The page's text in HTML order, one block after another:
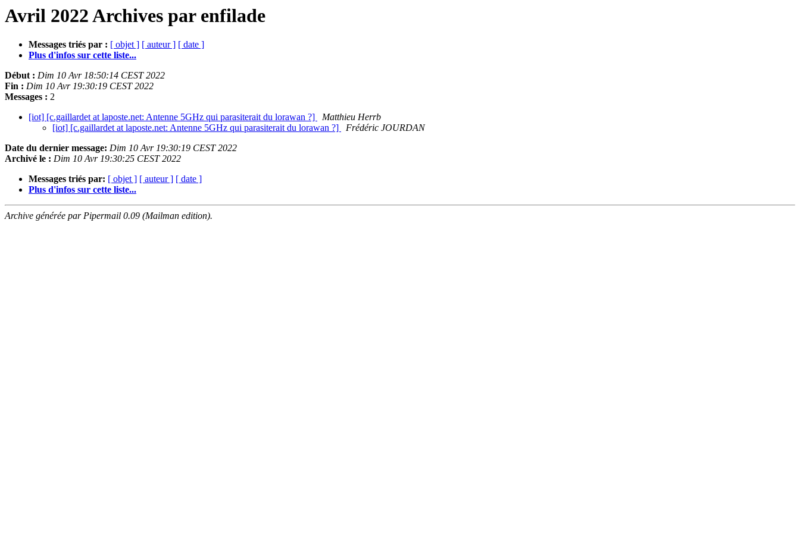
Avril 2022 Archives par enfilade
Messages triés par : [ objet ] [ auteur ] [ date ]
Plus d'infos sur cette liste...
Début : Dim 10 Avr 18:50:14 CEST 2022
Fin : Dim 10 Avr 19:30:19 CEST 2022
Messages : 2
[iot] [c.gaillardet at laposte.net: Antenne 5GHz qui parasiterait du lorawan ?]
Matthieu Herrb
[iot] [c.gaillardet at laposte.net: Antenne 5GHz qui parasiterait du lorawan ?]
Frédéric JOURDAN
Date du dernier message: Dim 10 Avr 19:30:19 CEST 2022
Archivé le : Dim 10 Avr 19:30:25 CEST 2022
Messages triés par: [ objet ] [ auteur ] [ date ]
Plus d'infos sur cette liste...
Archive générée par Pipermail 0.09 (Mailman edition).